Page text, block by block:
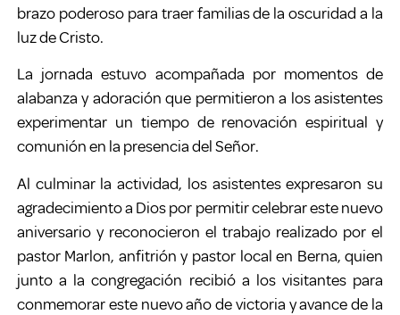
brazo poderoso para traer familias de la oscuridad a la
luz de Cristo.
La jornada estuvo acompañada por momentos de
alabanza y adoración que permitieron a los asistentes
experimentar un tiempo de renovación espiritual y
comunión en la presencia del Señor.
Al culminar la actividad, los asistentes expresaron su
agradecimiento a Dios por permitir celebrar este nuevo
aniversario y reconocieron el trabajo realizado por el
pastor Marlon, anfitrión y pastor local en Berna, quien
junto a la congregación recibió a los visitantes para
conmemorar este nuevo año de victoria y avance de la